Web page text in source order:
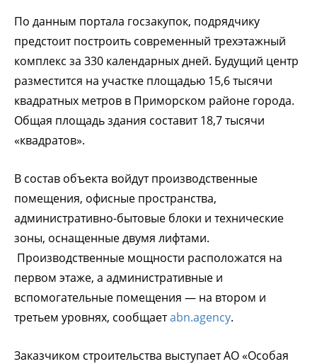
По данным портала госзакупок, подрядчику
предстоит построить современный трехэтажный
комплекс за 330 календарных дней. Будущий центр
разместится на участке площадью 15,6 тысячи
квадратных метров в Приморском районе города.
Общая площадь здания составит 18,7 тысячи
«квадратов».
В состав объекта войдут производственные
помещения, офисные пространства,
административно-бытовые блоки и технические
зоны, оснащенные двумя лифтами.
Производственные мощности расположатся на
первом этаже, а административные и
вспомогательные помещения — на втором и
третьем уровнях, сообщаетabn.agency.
Заказчиком строительства выступает АО «Особая